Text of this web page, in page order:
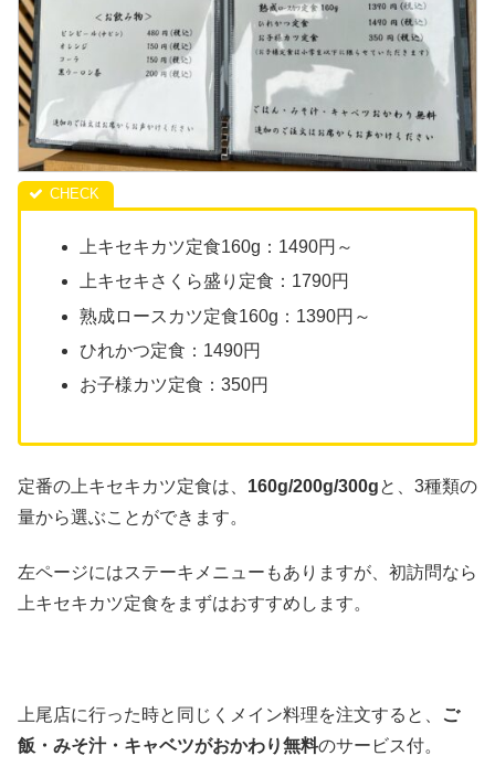
上キセキカツ定食160g：1490円～
上キセキさくら盛り定食：1790円
熟成ロースカツ定食160g：1390円～
ひれかつ定食：1490円
お子様カツ定食：350円
定番の上キセキカツ定食は、 160g/200g/300gと、3種類の
量から選ぶことができます。
左ページにはステーキメニューもありますが、初訪問なら
上キセキカツ定食をまずはおすすめします。
上尾店に行った時と同じくメイン料理を注文すると、
ご
飯・みそ汁・キャベツがおかわり無料のサービス付。